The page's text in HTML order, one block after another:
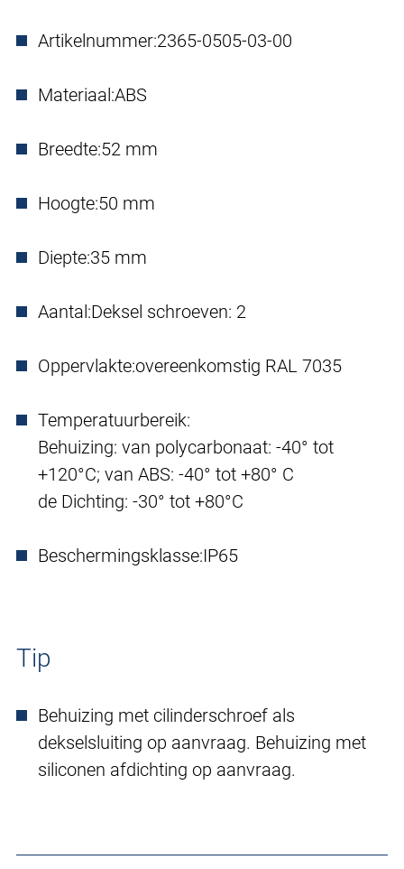
Artikelnummer:2365-0505-03-00
Materiaal:ABS
Breedte:52 mm
Hoogte:50 mm
Diepte:35 mm
Aantal:Deksel schroeven: 2
Oppervlakte:overeenkomstig RAL 7035
Temperatuurbereik:
Behuizing: van polycarbonaat: -40° tot
+120°C; van ABS: -40° tot +80° C
de Dichting: -30° tot +80°C
Beschermingsklasse:IP65
Tip
Behuizing met cilinderschroef als
dekselsluiting op aanvraag. Behuizing met
siliconen afdichting op aanvraag.